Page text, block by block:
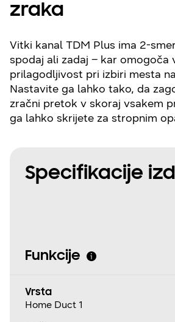
zraka
Vitki kanal TDM Plus ima 2-
spodaj ali zadaj – kar omogoča
prilagodljivost pri izbiri mesta
Nastavite ga lahko tako, da
zračni pretok v skoraj vsakem
ga lahko skrijete za stropnim
Specifikacije
Funkcije
Vrsta
Home Duct 1